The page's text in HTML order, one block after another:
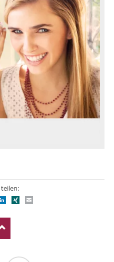
LinkedIn
Xing